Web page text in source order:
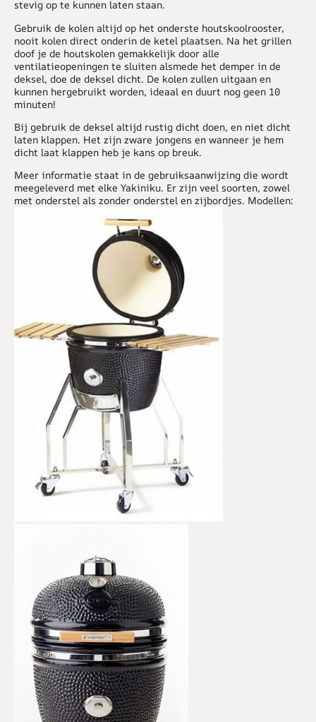
stevig op te kunnen laten staan.
Gebruik de kolen altijd op het onderste houtskoolrooster,
nooit kolen direct onderin de ketel plaatsen. Na het grillen
doof je de houtskolen gemakkelijk door alle
ventilatieopeningen te sluiten alsmede het demper in de
deksel, doe de deksel dicht. De kolen zullen uitgaan en
kunnen hergebruikt worden, ideaal en duurt nog geen 10
minuten!
Bij gebruik de deksel altijd rustig dicht doen, en niet dicht
laten klappen. Het zijn zware jongens en wanneer je hem
dicht laat klappen heb je kans op breuk.
Meer informatie staat in de gebruiksaanwijzing die wordt
meegeleverd met elke Yakiniku. Er zijn veel soorten, zowel
met onderstel als zonder onderstel en zijbordjes. Modellen: